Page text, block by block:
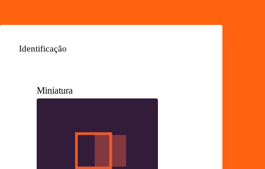
Identificação
Miniatura